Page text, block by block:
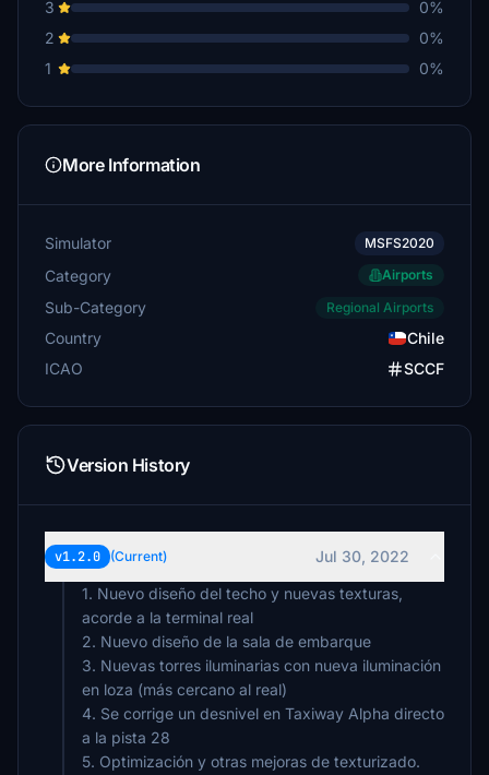
3
0%
2
0%
1
0%
More Information
Simulator MSFS2020
Category Airports
Sub-Category Regional Airports
Country
Chile
ICAO
SCCF
Version History
v1.2.0 (Current)
Jul 30, 2022
1. Nuevo diseño del techo y nuevas texturas,
acorde a la terminal real
2. Nuevo diseño de la sala de embarque
3. Nuevas torres iluminarias con nueva iluminación
en loza (más cercano al real)
4. Se corrige un desnivel en Taxiway Alpha directo
a la pista 28
5. Optimización y otras mejoras de texturizado.